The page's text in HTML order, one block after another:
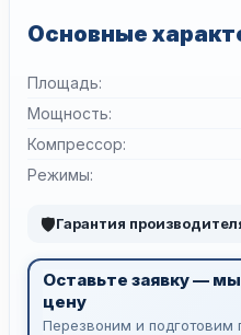
Основные
Площадь:
Мощность:
Компрессор:
Режимы:
🛡Гарантия
Оставьте заявку —
цену
Перезвоним и подготовим